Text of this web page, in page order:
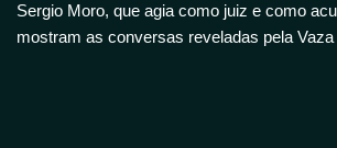
Sergio Moro, que agia como juiz e como
mostram as conversas reveladas pela Vaza